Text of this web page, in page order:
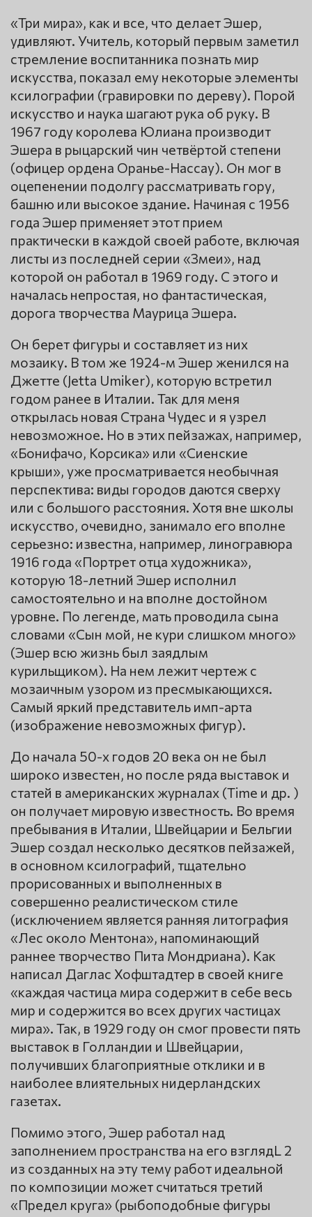
«Три мира», как и все, что делает Эшер,
удивляют. Учитель, который первым заметил
стремление воспитанника познать мир
искусства, показал ему некоторые элементы
ксилографии (гравировки по дереву). Порой
искусство и наука шагают рука об руку. В
1967 году королева Юлиана производит
Эшера в рыцарский чин четвёртой степени
(офицер ордена Оранье-Нассау). Он мог в
оцепенении подолгу рассматривать гору,
башню или высокое здание. Начиная с 1956
года Эшер применяет этот прием
практически в каждой своей работе, включая
листы из последней серии «Змеи», над
которой он работал в 1969 году. С этого и
началась непростая, но фантастическая,
дорога творчества Маурица Эшера.
Он берет фигуры и составляет из них
мозаику. В том же 1924-м Эшер женился на
Джетте (Jetta Umiker), которую встретил
годом ранее в Италии. Так для меня
открылась новая Страна Чудес и я узрел
невозможное. Но в этих пейзажах, например,
«Бонифачо, Корсика» или «Сиенские
крыши», уже просматривается необычная
перспектива: виды городов даются сверху
или с большого расстояния. Хотя вне школы
искусство, очевидно, занимало его вполне
серьезно: известна, например, линогравюра
1916 года «Портрет отца художника»,
которую 18-летний Эшер исполнил
самостоятельно и на вполне достойном
уровне. По легенде, мать проводила сына
словами «Сын мой, не кури слишком много»
(Эшер всю жизнь был заядлым
курильщиком). На нем лежит чертеж с
мозаичным узором из пресмыкающихся.
Самый яркий представитель имп-арта
(изображение невозможных фигур).
До начала 50-х годов 20 века он не был
широко известен, но после ряда выставок и
статей в американских журналах (Time и др. )
он получает мировую известность. Во время
пребывания в Италии, Швейцарии и Бельгии
Эшер создал несколько десятков пейзажей,
в основном ксилографий, тщательно
прорисованных и выполненных в
совершенно реалистическом стиле
(исключением является ранняя литография
«Лес около Ментона», напоминающий
раннее творчество Пита Мондриана). Как
написал Даглас Хофштадтер в своей книге
«каждая частица мира содержит в себе весь
мир и содержится во всех других частицах
мира». Так, в 1929 году он смог провести пять
выставок в Голландии и Швейцарии,
получивших благоприятные отклики и в
наиболее влиятельных нидерландских
газетах.
Помимо этого, Эшер работал над
заполнением пространства на его взглядL 2
из созданных на эту тему работ идеальной
по композиции может считаться третий
«Предел круга» (рыбоподобные фигуры